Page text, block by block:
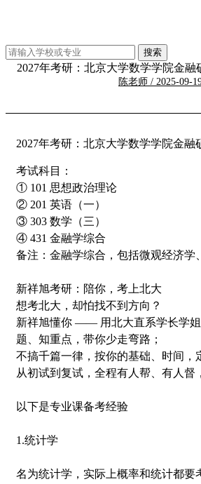
2027年考研：北京大学数学学院金
陈老师 / 2025-09-
2027年考研：北京大学数学学院金融
考试科目：
① 101 思想政治理论
② 201 英语（一）
③ 303 数学（三）
④ 431 金融学综合
备注：金融学综合，包括微观经济学
新祥旭考研：陪你，考上北大
想考北大，却怕找不到方向？
新祥旭懂你 —— 用北大直系学长学
题、知重点，带你少走弯路；
不搞千篇一律，按你的基础、时间，
从初试到复试，全程有人帮、有人督
以下是专业课备考经验
1.统计学
名为统计学，实际上概率和统计都要